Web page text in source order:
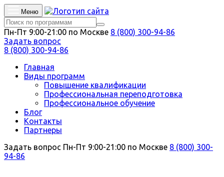
Меню
Пн-Пт 9:00-21:00 по Москве 8 (800) 300-94-86
Задать вопрос
8 (800) 300-94-86
Главная
Виды программ
Повышение квалификации
Профессиональная переподготовка
Профессиональное обучение
Блог
Контакты
Партнеры
Задать вопрос Пн-Пт 9:00-21:00 по Москве 8 (800) 300-
94-86